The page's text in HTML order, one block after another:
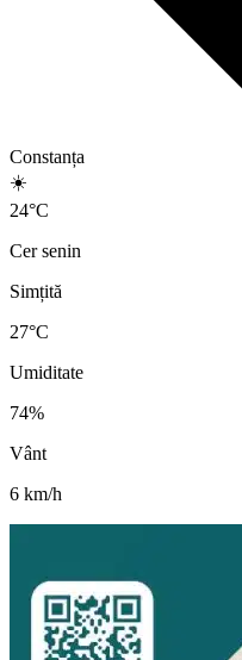
Constanța
☀️
24°C
Cer senin
Simțită
27°C
Umiditate
74%
Vânt
6 km/h